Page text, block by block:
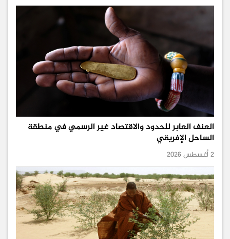
العنف العابر للحدود والاقتصاد غير الرسمي في منطقة
الساحل الإفريقي
2 أغسطس 2026